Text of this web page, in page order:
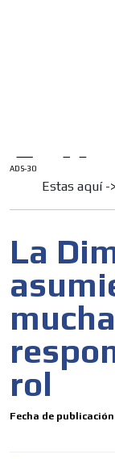
ADS-30
Estas aquí ->
La
mucha
rol
Fecha de